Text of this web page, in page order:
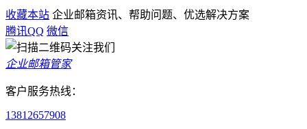
收藏本站 企业邮箱资讯、帮助问题、优选解决方案
腾讯QQ 微信
企业邮箱管家
客户服务热线：
13812657908